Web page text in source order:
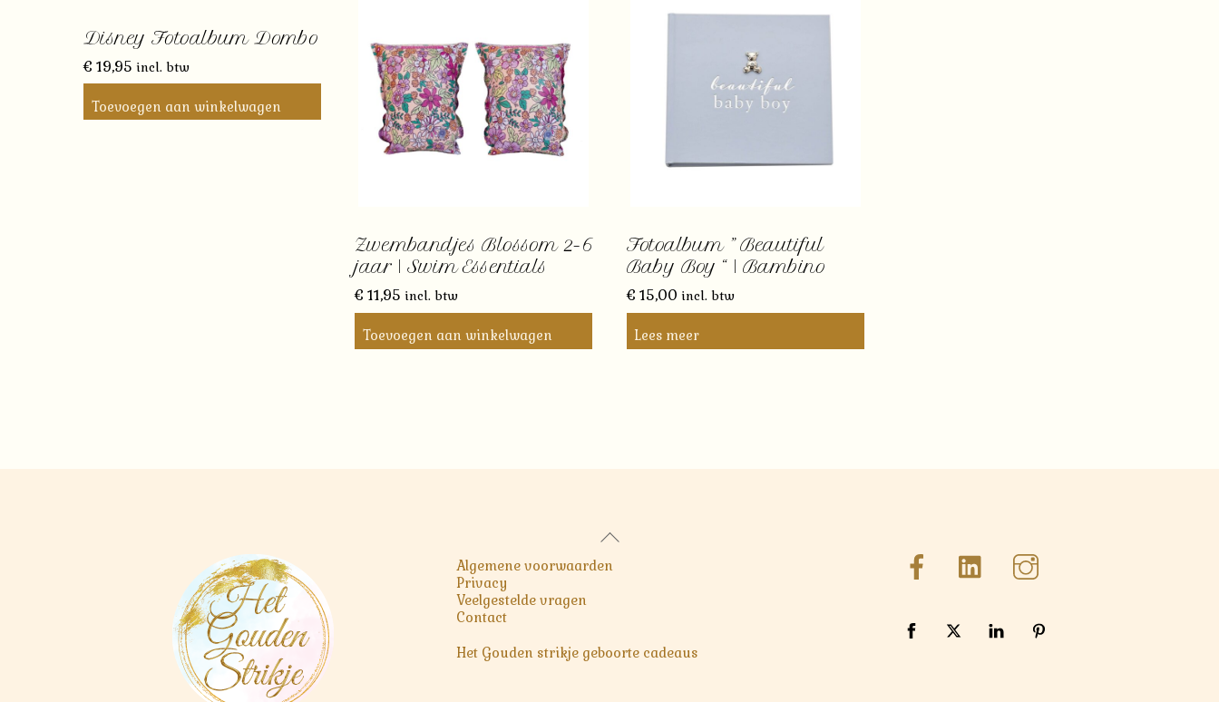
Disney Fotoalbum Dombo
€ 19,95 incl. btw
Toevoegen aan winkelwagen
Zwembandjes Blossom 2-6
jaar | Swim Essentials
€ 11,95 incl. btw
Toevoegen aan winkelwagen
Fotoalbum ” Beautiful
Baby Boy “ | Bambino
€ 15,00 incl. btw
Lees meer
Back
Algemene voorwaarden
Privacy
Veelgestelde vragen
Contact
Het Gouden strikje geboorte cadeaus